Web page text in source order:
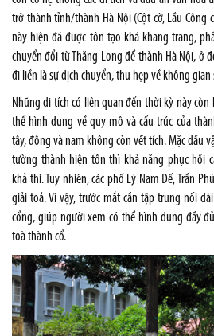
trở thành tỉnh/thành Hà Nội (Cột cờ, Lầu Công
này hiện đã được tôn tạo khá khang trang,
chuyển đổi từ Thăng Long để thành Hà Nội, ở
đi liền là sự dịch chuyển, thu hẹp về không
Những di tích có liên quan đến thời kỳ này còn
thể hình dung về quy mô và cấu trúc của
tây, đông và nam không còn vết tích. Mặc dầu
tường thành hiện tồn thì khả năng phục hồi
khả thi. Tuy nhiên, các phố Lý Nam Đế, Trần
giải toả. Vì vậy, trước mắt cần tập trung nối
cổng, giúp người xem có thể hình dung đầy
toà thành cổ.